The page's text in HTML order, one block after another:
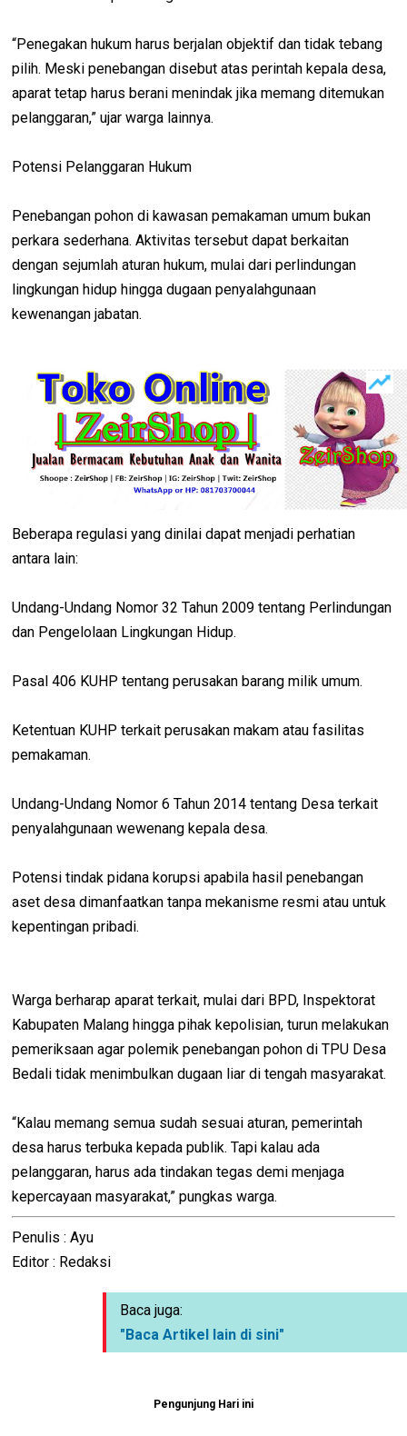
“Penegakan hukum harus berjalan objektif dan tidak tebang
pilih. Meski penebangan disebut atas perintah kepala desa,
aparat tetap harus berani menindak jika memang ditemukan
pelanggaran,” ujar warga lainnya.
Potensi Pelanggaran Hukum
Penebangan pohon di kawasan pemakaman umum bukan
perkara sederhana. Aktivitas tersebut dapat berkaitan
dengan sejumlah aturan hukum, mulai dari perlindungan
lingkungan hidup hingga dugaan penyalahgunaan
kewenangan jabatan.
Beberapa regulasi yang dinilai dapat menjadi perhatian
antara lain:
Undang-Undang Nomor 32 Tahun 2009 tentang Perlindungan
dan Pengelolaan Lingkungan Hidup.
Pasal 406 KUHP tentang perusakan barang milik umum.
Ketentuan KUHP terkait perusakan makam atau fasilitas
pemakaman.
Undang-Undang Nomor 6 Tahun 2014 tentang Desa terkait
penyalahgunaan wewenang kepala desa.
Potensi tindak pidana korupsi apabila hasil penebangan
aset desa dimanfaatkan tanpa mekanisme resmi atau untuk
kepentingan pribadi.
Warga berharap aparat terkait, mulai dari BPD, Inspektorat
Kabupaten Malang hingga pihak kepolisian, turun melakukan
pemeriksaan agar polemik penebangan pohon di TPU Desa
Bedali tidak menimbulkan dugaan liar di tengah masyarakat.
“Kalau memang semua sudah sesuai aturan, pemerintah
desa harus terbuka kepada publik. Tapi kalau ada
pelanggaran, harus ada tindakan tegas demi menjaga
kepercayaan masyarakat,” pungkas warga.
Penulis : Ayu
Editor : Redaksi
Baca juga:
"Baca Artikel lain di sini"
Pengunjung Hari ini